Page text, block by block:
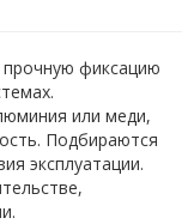
фиксацию
или меди,
Подбираются
эксплуатации.